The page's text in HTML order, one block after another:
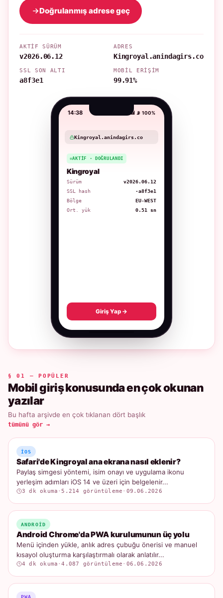
Doğrulanmış adrese geç
AKTIF SÜRÜM
v2026.06.12
ADRES
Kingroyal.anindagirs.co
SSL SON ALTI
a8f3e1
MOBIL ERIŞIM
99.91%
14:38 📶 📡 100%
Kingroyal.anindagirs.co
AKTIF · DOĞRULANDI
Kingroyal
Sürüm
v2026.06.12
SSL hash
·a8f3e1
Bölge
EU-WEST
Ort. yük
0.51 sn
Giriş Yap →
§ 01 — POPÜLER
Mobil giriş konusunda en çok okunan
yazılar
Bu hafta arşivde en çok tıklanan dört başlık
tümünü gör →
IOS
Safari'de Kingroyal ana ekrana nasıl eklenir?
Paylaş simgesi yöntemi, isim onayı ve uygulama ikonu
yerleşim adımları iOS 14 ve üzeri için belgelenir...
3 dk okuma ·5.214 görüntüleme · 09.06.2026
ANDROID
Android Chrome'da PWA kurulumunun üç yolu
Menü içinden yükle, anlık adres çubuğu önerisi ve manuel
kısayol oluşturma karşılaştırmalı olarak anlatılır...
4 dk okuma ·4.087 görüntüleme · 06.06.2026